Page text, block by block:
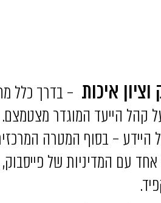
איכות – בדרך כלל
הייעד המוגדר מצטמצם.
היידע – בסוף המטרה
עם המדיניות של